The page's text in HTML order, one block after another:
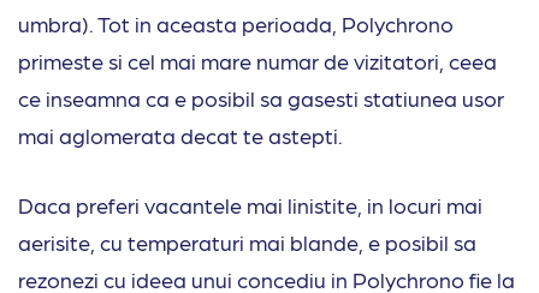
umbra). Tot in aceasta perioada, Polychrono
primeste si cel mai mare numar de vizitatori, ceea
ce inseamna ca e posibil sa gasesti statiunea usor
mai aglomerata decat te astepti.
Daca preferi vacantele mai linistite, in locuri mai
aerisite, cu temperaturi mai blande, e posibil sa
rezonezi cu ideea unui concediu in Polychrono fie la